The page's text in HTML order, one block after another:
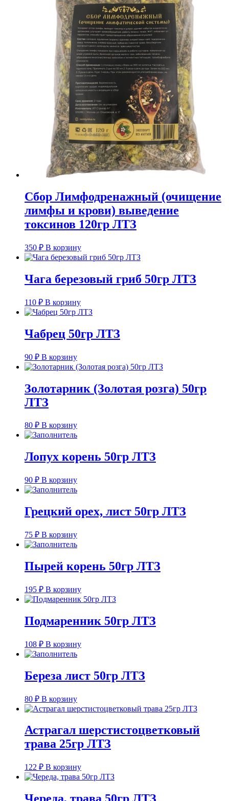
Сбор Лимфодренажный (очищение
лимфы и крови) выведение
токсинов 120гр ЛТЗ
350 ₽ В корзину
Чага березовый гриб 50гр ЛТЗ
110 ₽ В корзину
Чабрец 50гр ЛТЗ
90 ₽ В корзину
Золотарник (Золотая розга) 50гр
ЛТЗ
80 ₽ В корзину
Лопух корень 50гр ЛТЗ
90 ₽ В корзину
Грецкий орех, лист 50гр ЛТЗ
75 ₽ В корзину
Пырей корень 50гр ЛТЗ
195 ₽ В корзину
Подмаренник 50гр ЛТЗ
108 ₽ В корзину
Береза лист 50гр ЛТЗ
80 ₽ В корзину
Астрагал шерстистоцветковый
трава 25гр ЛТЗ
122 ₽ В корзину